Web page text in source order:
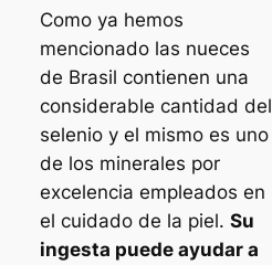
Como ya hemos
mencionado las nueces
de Brasil contienen una
considerable cantidad del
selenio y el mismo es uno
de los minerales por
excelencia empleados en
el cuidado de la piel. Su
ingesta puede ayudar a